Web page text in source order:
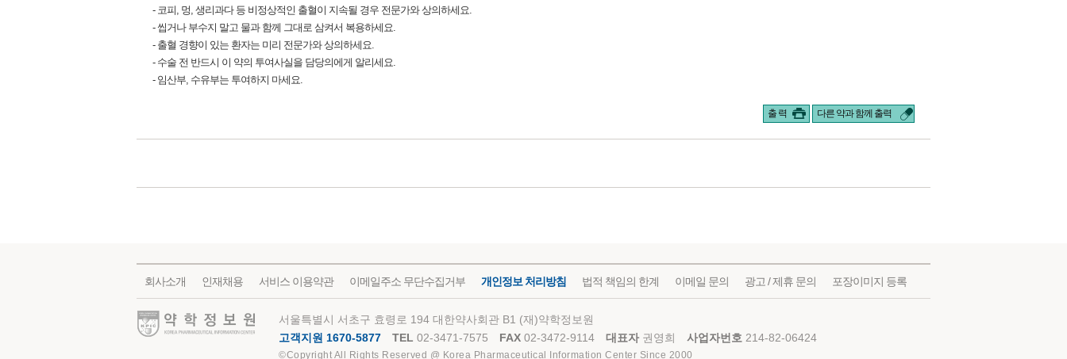
- 코피, 멍, 생리과다 등 비정상적인 출혈이 지속될 경우 전문가와 상의하세요.
- 씹거나 부수지 말고 물과 함께 그대로 삼켜서 복용하세요.
- 출혈 경향이 있는 환자는 미리 전문가와 상의하세요.
- 수술 전 반드시 이 약의 투여사실을 담당의에게 알리세요.
- 임산부, 수유부는 투여하지 마세요.
출 력 다른 약과 함께 출력
회사소개 인재채용 서비스 이용약관 이메일주소 무단수집거부 개인정보 처리방침 법적 책임의 한계 이메일 문의 광고 / 제휴 문의 포장이미지 등록
약학정보원
서울특별시 서초구 효령로 194 대한약사회관 B1 (재)약학정보원
고객지원 1670-5877
TEL 02-3471-7575 FAX 02-3472-9114 대표자 권영희 사업자번호 214-82-06424
©Copyright All Rights Reserved @ Korea Pharmaceutical Information Center Since 2000